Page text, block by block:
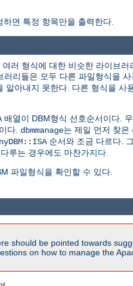
하면 특정 항목만을 출력한다.
러 형식에 대한 비슷한 라이브
리들은 모두 다른 파일형식을
알아내지 못한다. 다른 형식을
배열이 DBM형식 선호순서이다.
다. dbmmanage는 제일 먼저 찾은
순서와 조금 다르다.
루는 경우에도 마찬가지다.
파일형식을 확인할 수 있다.
should be pointed towards
on how to manage the